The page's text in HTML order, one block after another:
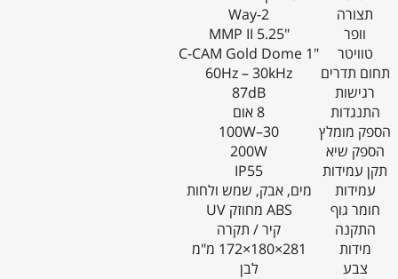
תצורה
2-Way
וופר
"5.25 MMP II
טוויטר
"1 C-CAM Gold Dome
תחום תדרים
60Hz – 30kHz
רגישות
87dB
התנגדות
8 אום
הספק מומלץ
30–100W
הספק שיא
200W
תקן עמידות
IP55
עמידות
מים, אבק, שמש ולחות
חומר גוף
ABS מחוזק UV
התקנה
קיר / תקרה
מידות
281×180×172 מ"מ
צבע
לבן